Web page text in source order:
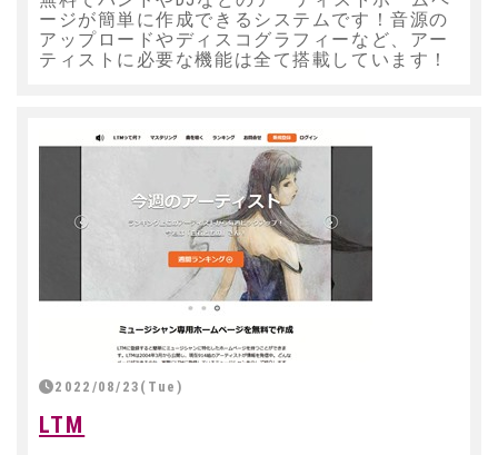
ージが簡単に作成できるシステムです！音源の
アップロードやディスコグラフィーなど、アー
ティストに必要な機能は全て搭載しています！
2022/08/23(Tue)
LTM